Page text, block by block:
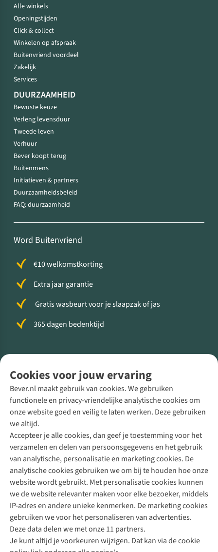
Cookies voor jouw ervaring
Bever.nl maakt gebruik van cookies. We gebruiken
functionele en privacy-vriendelijke analytische cookies om
onze website goed en veilig te laten werken. Deze gebruiken
we altijd.
Accepteer je alle cookies, dan geef je toestemming voor het
verzamelen en delen van persoonsgegevens en het gebruik
van analytische, personalisatie en marketing cookies. De
analytische cookies gebruiken we om bij te houden hoe onze
website wordt gebruikt. Met personalisatie cookies kunnen
we de website relevanter maken voor elke bezoeker, middels
IP-adres en andere unieke kenmerken. De marketing cookies
gebruiken we voor het personaliseren van advertenties.
Deze data delen we met onze 11 partners.
Je kunt altijd je voorkeuren wijzigen. Dat kan via de cookie
Alle winkels
Openingstijden
Click & collect
Winkelen op afspraak
Buitenvriend voordeel
Zakelijk
Services
DUURZAAMHEID
Bewuste keuze
Verleng levensduur
Tweede leven
Verhuur
Bever koopt terug
Buitenmens
Initiatieven & partners
Duurzaamheidsbeleid
FAQ: duurzaamheid
Word Buitenvriend
€10 welkomstkorting
Extra jaar garantie
Gratis wasbeurt voor je slaapzak of jas
365 dagen bedenktijd
Direct advies van een Buitenexpert
+31 (0)85 888 50 88
+31 6 12 28 49 80
Contactformulier